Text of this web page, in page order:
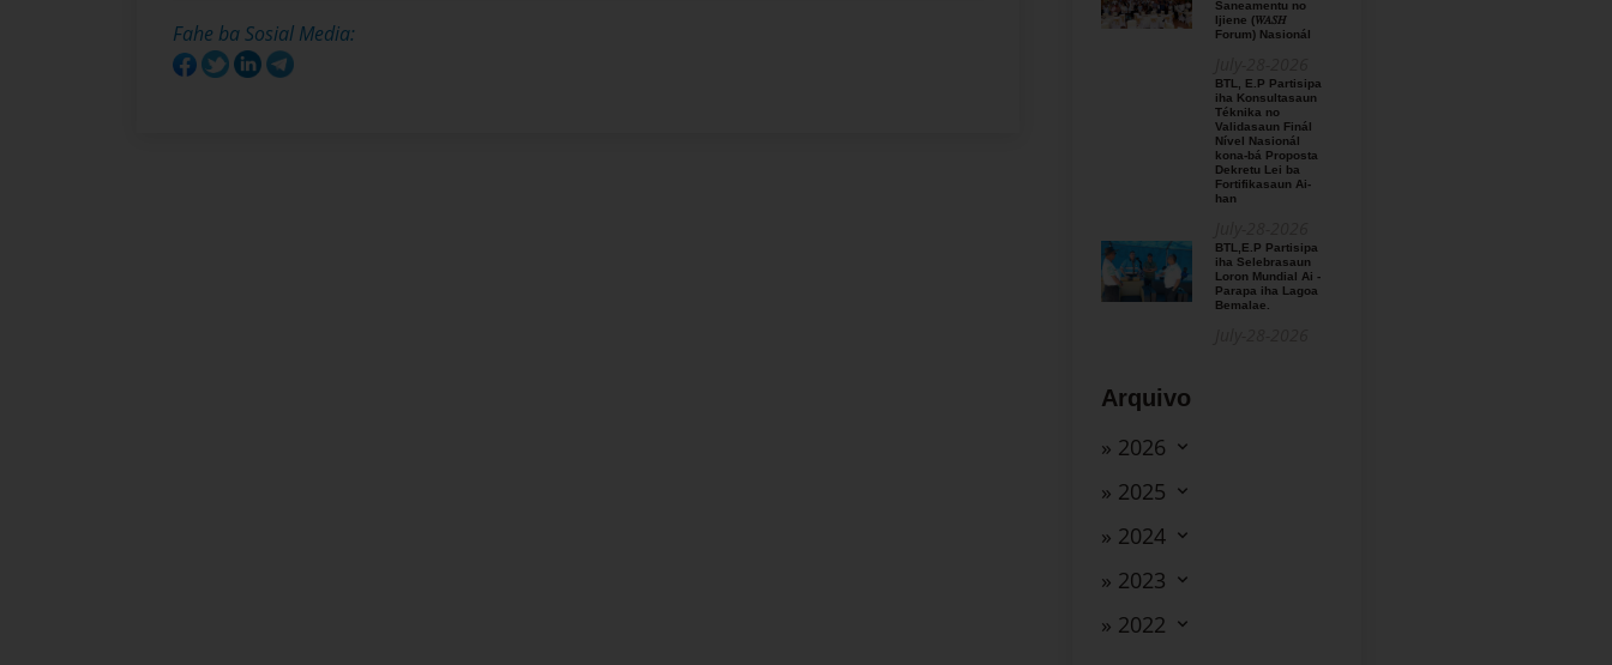
Fahe ba Sosial Media:
Saneamentu no
Ijiene (𝑊𝐴𝑆𝐻
Forum) Nasionál
BTL, E.P Partisipa
iha Konsultasaun
Téknika no
Validasaun Finál
Nível Nasionál
kona-bá Proposta
Dekretu Lei ba
Fortifikasaun Ai-
han
BTL,E.P Partisipa
iha Selebrasaun
Loron Mundial Ai -
Parapa iha Lagoa
Bemalae.
Arquivo
» 2026
» 2025
» 2024
» 2023
» 2022